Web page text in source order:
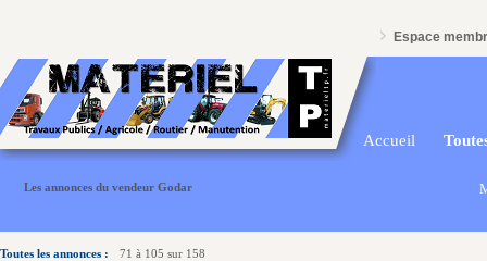
Espace
Accueil
Les annonces du vendeur Godar
Toutes les annonces : 71 à 105 sur 158